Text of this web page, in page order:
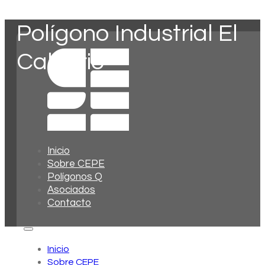
Inicio
Sobre CEPE
Polígonos Q
Asociados
Contacto
Inicio
Sobre CEPE
Polígono Industrial El
Calvario